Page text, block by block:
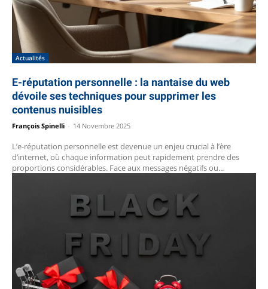
Actualités
E-réputation personnelle : la nantaise du web
dévoile ses techniques pour supprimer les
contenus nuisibles
François Spinelli 14 Novembre 2025
L’e-réputation personnelle est devenue un enjeu crucial à l’ère
d’internet, où chaque information peut rapidement prendre des
proportions considérables. Face aux messages négatifs ou...